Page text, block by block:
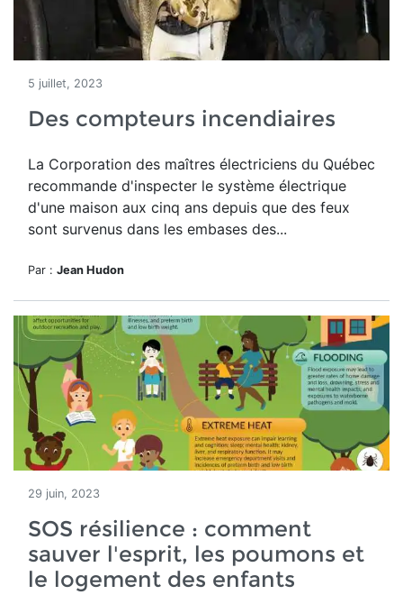
5 juillet, 2023
Des compteurs incendiaires
La Corporation des maîtres électriciens du Québec
recommande d'inspecter le système électrique
d'une maison aux cinq ans depuis que des feux
sont survenus dans les embases des...
Par : Jean Hudon
29 juin, 2023
SOS résilience : comment
sauver l'esprit, les poumons et
le logement des enfants